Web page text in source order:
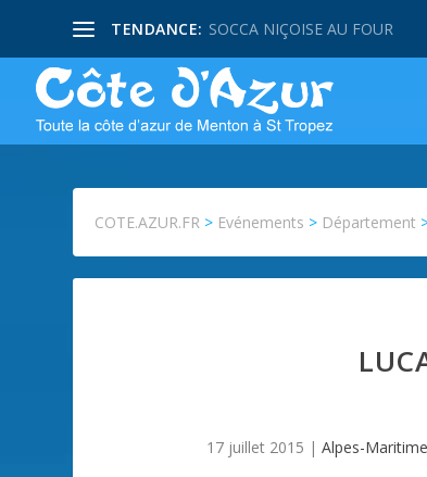
TENDANCE: SOCCA NIÇOISE AU FOUR
COTE.AZUR.FR > Evénements > Département
17 juillet 2015 | Alpes-